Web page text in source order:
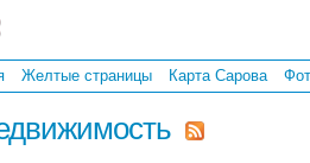
Желтые страницы Карта Сарова